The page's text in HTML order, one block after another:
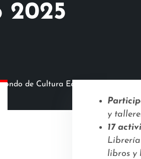
2025
de Cultura Económica durante
y
17
libros y